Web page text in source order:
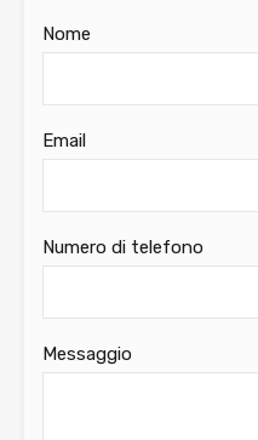
Nome
Email
Numero di telefono
Messaggio